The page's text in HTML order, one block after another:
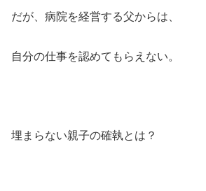
だが、病院を経営する父からは、
自分の仕事を認めてもらえない。
埋まらない親子の確執とは？